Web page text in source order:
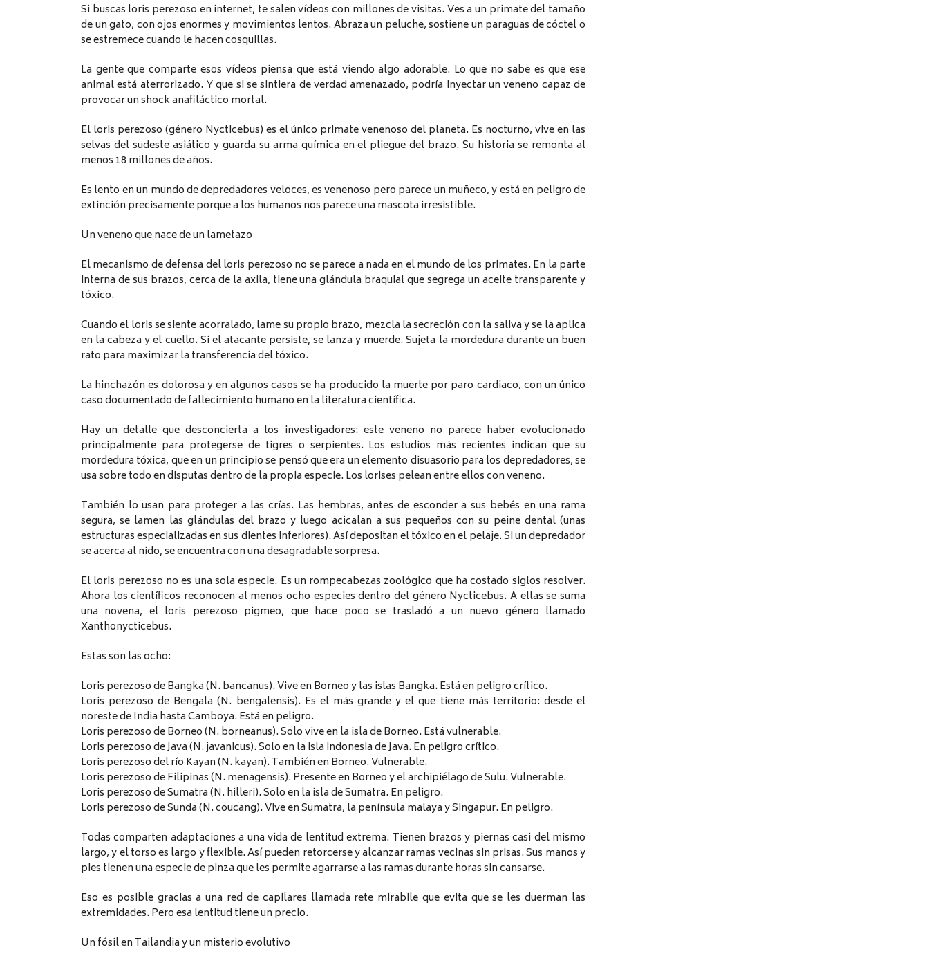
Si buscas loris perezoso en internet, te salen vídeos con millones de visitas. Ves a un primate del tamaño
de un gato, con ojos enormes y movimientos lentos. Abraza un peluche, sostiene un paraguas de cóctel o
se estremece cuando le hacen cosquillas.
La gente que comparte esos vídeos piensa que está viendo algo adorable. Lo que no sabe es que ese
animal está aterrorizado. Y que si se sintiera de verdad amenazado, podría inyectar un veneno capaz de
provocar un shock anafiláctico mortal.
El loris perezoso (género Nycticebus) es el único primate venenoso del planeta. Es nocturno, vive en las
selvas del sudeste asiático y guarda su arma química en el pliegue del brazo. Su historia se remonta al
menos 18 millones de años.
Es lento en un mundo de depredadores veloces, es venenoso pero parece un muñeco, y está en peligro de
extinción precisamente porque a los humanos nos parece una mascota irresistible.
Un veneno que nace de un lametazo
El mecanismo de defensa del loris perezoso no se parece a nada en el mundo de los primates. En la parte
interna de sus brazos, cerca de la axila, tiene una glándula braquial que segrega un aceite transparente y
tóxico.
Cuando el loris se siente acorralado, lame su propio brazo, mezcla la secreción con la saliva y se la aplica
en la cabeza y el cuello. Si el atacante persiste, se lanza y muerde. Sujeta la mordedura durante un buen
rato para maximizar la transferencia del tóxico.
La hinchazón es dolorosa y en algunos casos se ha producido la muerte por paro cardiaco, con un único
caso documentado de fallecimiento humano en la literatura científica.
Hay un detalle que desconcierta a los investigadores: este veneno no parece haber evolucionado
principalmente para protegerse de tigres o serpientes. Los estudios más recientes indican que su
mordedura tóxica, que en un principio se pensó que era un elemento disuasorio para los depredadores, se
usa sobre todo en disputas dentro de la propia especie. Los lorises pelean entre ellos con veneno.
También lo usan para proteger a las crías. Las hembras, antes de esconder a sus bebés en una rama
segura, se lamen las glándulas del brazo y luego acicalan a sus pequeños con su peine dental (unas
estructuras especializadas en sus dientes inferiores). Así depositan el tóxico en el pelaje. Si un depredador
se acerca al nido, se encuentra con una desagradable sorpresa.
El loris perezoso no es una sola especie. Es un rompecabezas zoológico que ha costado siglos resolver.
Ahora los científicos reconocen al menos ocho especies dentro del género Nycticebus. A ellas se suma
una novena, el loris perezoso pigmeo, que hace poco se trasladó a un nuevo género llamado
Xanthonycticebus.
Estas son las ocho:
Loris perezoso de Bangka (N. bancanus). Vive en Borneo y las islas Bangka. Está en peligro crítico.
Loris perezoso de Bengala (N. bengalensis). Es el más grande y el que tiene más territorio: desde el
noreste de India hasta Camboya. Está en peligro.
Loris perezoso de Borneo (N. borneanus). Solo vive en la isla de Borneo. Está vulnerable.
Loris perezoso de Java (N. javanicus). Solo en la isla indonesia de Java. En peligro crítico.
Loris perezoso del río Kayan (N. kayan). También en Borneo. Vulnerable.
Loris perezoso de Filipinas (N. menagensis). Presente en Borneo y el archipiélago de Sulu. Vulnerable.
Loris perezoso de Sumatra (N. hilleri). Solo en la isla de Sumatra. En peligro.
Loris perezoso de Sunda (N. coucang). Vive en Sumatra, la península malaya y Singapur. En peligro.
Todas comparten adaptaciones a una vida de lentitud extrema. Tienen brazos y piernas casi del mismo
largo, y el torso es largo y flexible. Así pueden retorcerse y alcanzar ramas vecinas sin prisas. Sus manos y
pies tienen una especie de pinza que les permite agarrarse a las ramas durante horas sin cansarse.
Eso es posible gracias a una red de capilares llamada rete mirabile que evita que se les duerman las
extremidades. Pero esa lentitud tiene un precio.
Un fósil en Tailandia y un misterio evolutivo